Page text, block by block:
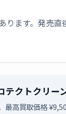
ます。発売
クトクリ
高買取価格